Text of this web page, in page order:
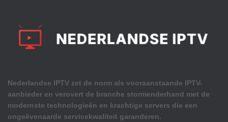
Nederlandse IPTV zet de norm als vooraanstaande IPTV-
aanbieder en verovert de branche stormenderhand met de
modernste technologieën en krachtige servers die een
ongeëvenaarde servicekwaliteit garanderen.